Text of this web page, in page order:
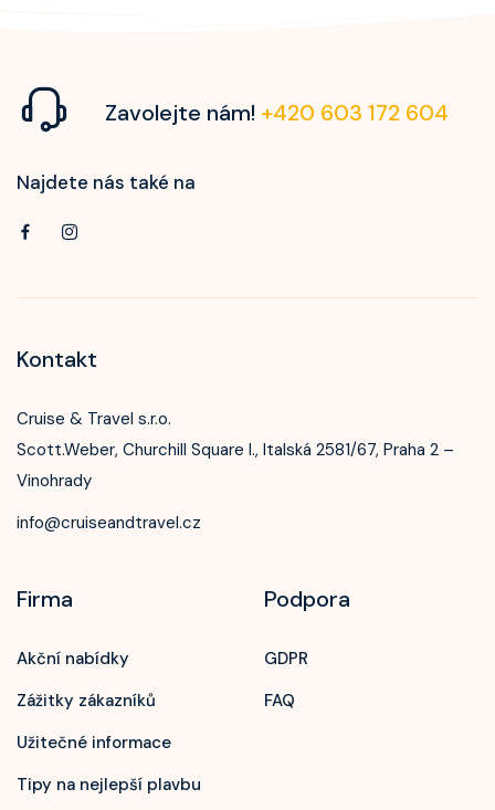
Zavolejte nám! +420 603 172 604
Najdete nás také na
Kontakt
Cruise & Travel s.r.o.
Scott.Weber, Churchill Square I., Italská 2581/67, Praha 2 –
Vinohrady
info@cruiseandtravel.cz
Firma
Akční nabídky
Zážitky zákazníků
Užitečné informace
Tipy na nejlepší plavbu
Podpora
GDPR
FAQ